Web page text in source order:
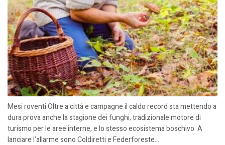
Mesi roventi Oltre a città e campagne il caldo record sta mettendo a
dura prova anche la stagione dei funghi, tradizionale motore di
turismo per le aree interne, e lo stesso ecosistema boschivo. A
lanciare l’allarme sono Coldiretti e Federforeste...